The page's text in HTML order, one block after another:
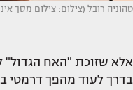
טהוניה רובל (צילום: צילום מסך
אלא שזוכת "האח
בדרך לעוד מהפך דרמטי